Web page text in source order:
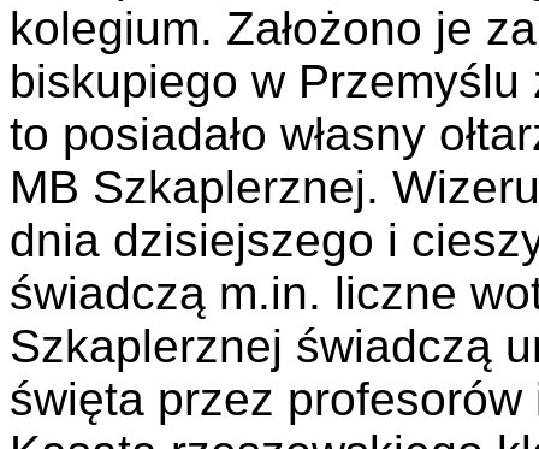
kolegium. Założono je
biskupiego w
to posiadało własny
MB Szkaplerznej.
dnia dzisiejszego i
świadczą m.in. liczne
Szkaplerznej świadczą
święta przez profesorów